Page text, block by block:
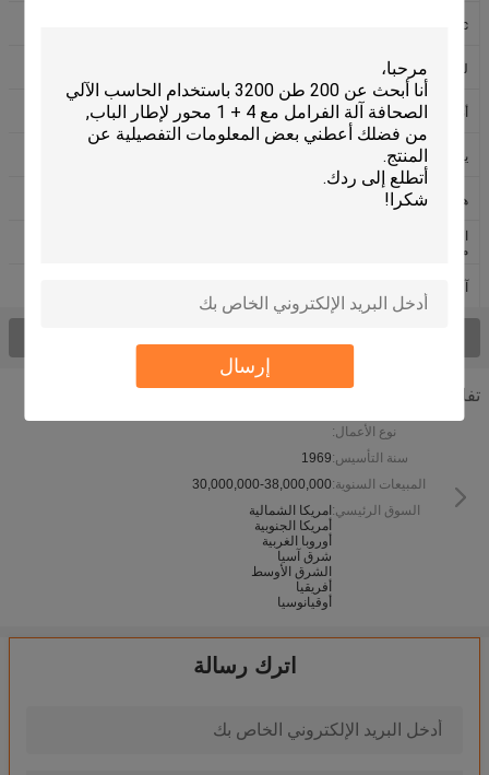
إرسال
cnc صحافة مكبح
لفائف تغذية الخط
أنبوب يجعل آلة
قص على طول الجهاز
يشقّ خطّ
هيدروليّ صحافة آلة
المعادن باستخدام الحاسب الآلي
مخرطة غزل
آلة الحز باستخدام الحاسب الآلي V
تفاصيل الشركة
نوع الأعمال:
سنة التأسيس:1969
المبيعات السنوية:30,000,000-38,000,000
السوق الرئيسي: امريكا الشمالية
أمريكا الجنوبية
أوروبا الغربية
شرق آسيا
الشرق الأوسط
أفريقيا
أوقيانوسيا
اترك رسالة
الصلب Stainess قبل رسمت قطع لطول آلة قطع آلة Uncoiling الإستواء لفائف